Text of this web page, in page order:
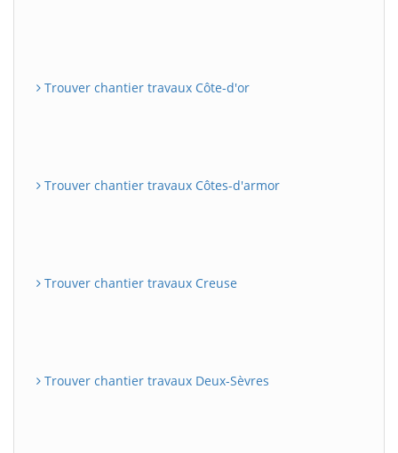
Trouver chantier travaux Côte-d'or
Trouver chantier travaux Côtes-d'armor
Trouver chantier travaux Creuse
Trouver chantier travaux Deux-Sèvres